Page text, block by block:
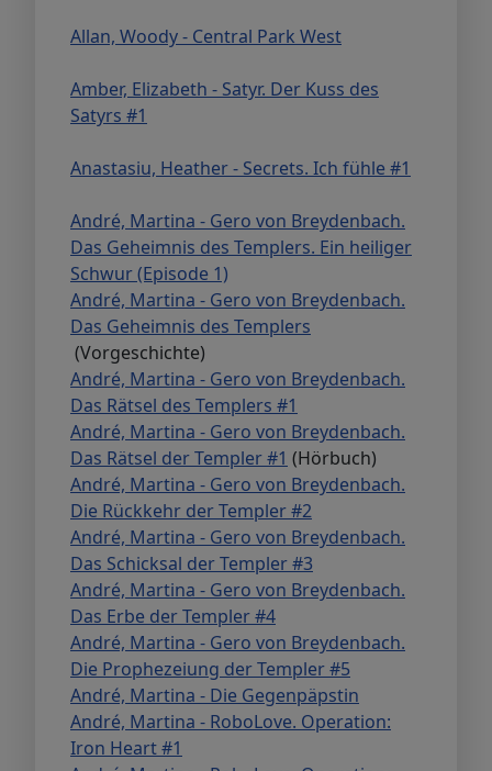
Allan, Woody - Central Park West
Amber, Elizabeth - Satyr. Der Kuss des
Satyrs #1
Anastasiu, Heather - Secrets. Ich fühle #1
André, Martina - Gero von Breydenbach.
Das Geheimnis des Templers. Ein heiliger
Schwur (Episode 1)
André, Martina - Gero von Breydenbach.
Das Geheimnis des Templers
(Vorgeschichte)
André, Martina - Gero von Breydenbach.
Das Rätsel des Templers #1
André, Martina - Gero von Breydenbach.
Das Rätsel der Templer #1 (Hörbuch)
André, Martina - Gero von Breydenbach.
Die Rückkehr der Templer #2
André, Martina - Gero von Breydenbach.
Das Schicksal der Templer #3
André, Martina - Gero von Breydenbach.
Das Erbe der Templer #4
André, Martina - Gero von Breydenbach.
Die Prophezeiung der Templer #5
André, Martina - Die Gegenpäpstin
André, Martina - RoboLove. Operation:
Iron Heart #1